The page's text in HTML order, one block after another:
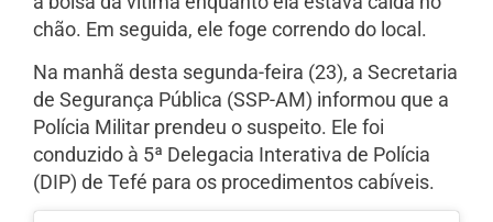
chão. Em seguida, ele foge correndo do local.
Na manhã desta segunda-feira (23), a Secretaria
de Segurança Pública (SSP-AM) informou que a
Polícia Militar prendeu o suspeito. Ele foi
conduzido à 5ª Delegacia Interativa de Polícia
(DIP) de Tefé para os procedimentos cabíveis.